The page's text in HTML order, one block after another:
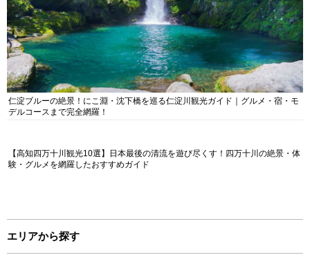
仁淀ブルーの絶景！にこ淵・沈下橋を巡る仁淀川観光ガイド｜グルメ・宿・モ
デルコースまで完全網羅！
【高知四万十川観光10選】日本最後の清流を遊び尽くす！四万十川の絶景・体
験・グルメを網羅したおすすめガイド
エリアから探す